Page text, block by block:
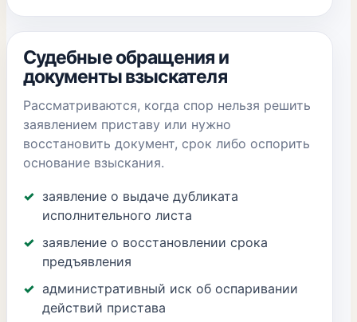
Судебные обращения и
документы взыскателя
Рассматриваются, когда спор нельзя решить
заявлением приставу или нужно
восстановить документ, срок либо оспорить
основание взыскания.
заявление о выдаче дубликата
исполнительного листа
заявление о восстановлении срока
предъявления
административный иск об оспаривании
действий пристава